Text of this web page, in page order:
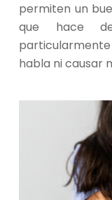
permiten un
que hace
habla ni causar